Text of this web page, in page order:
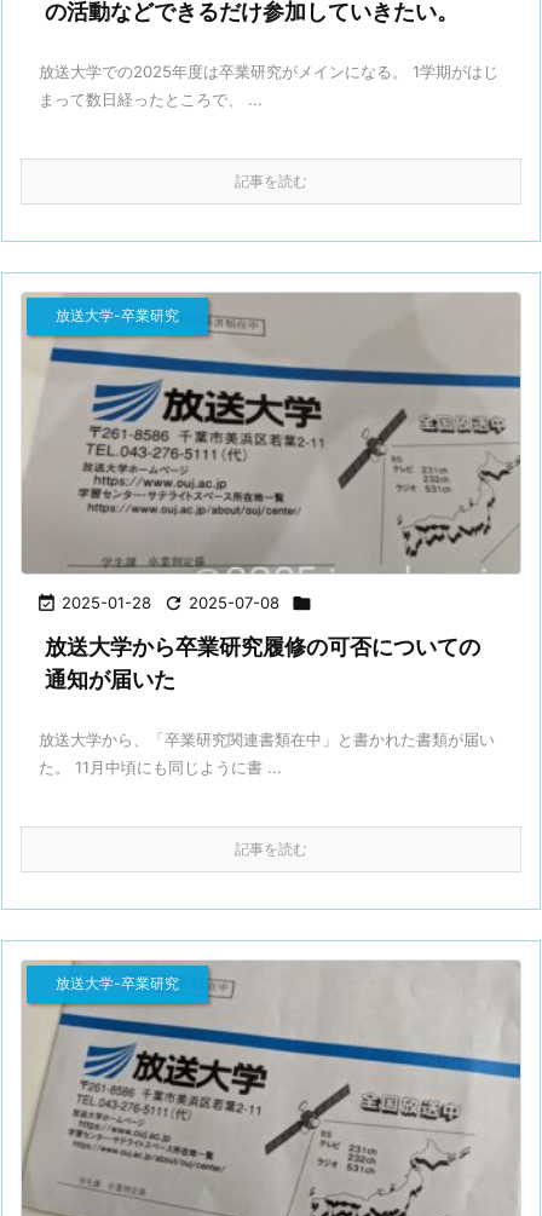
の活動などできるだけ参加していきたい。
放送大学での2025年度は卒業研究がメインになる。 1学期がはじ
まって数日経ったところで、 ...
記事を読む
 2025-01-28  2025-07-08 
放送大学-卒業研究
放送大学から卒業研究履修の可否についての
通知が届いた
放送大学から、「卒業研究関連書類在中」と書かれた書類が届い
た。 11月中頃にも同じように書 ...
記事を読む
放送大学-卒業研究